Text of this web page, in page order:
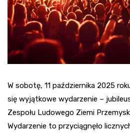
W sobotę, 11 października 2025
się wyjątkowe wydarzenie –
Zespołu Ludowego Ziemi
Wydarzenie to przyciągnęło